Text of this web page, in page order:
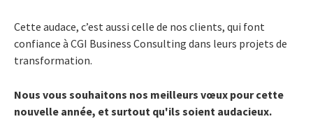
Cette audace, c’est aussi celle de nos clients, qui font
confiance à CGI Business Consulting dans leurs projets de
transformation.
Nous vous souhaitons nos meilleurs vœux pour cette
nouvelle année, et surtout qu'ils soient audacieux.